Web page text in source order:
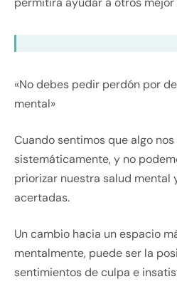
«No debes pedir perdón por
mental»
Cuando sentimos que algo
sistemáticamente, y no
priorizar nuestra salud mental
acertadas.
Un cambio hacia un espacio
mentalmente, puede ser la
sentimientos de culpa e